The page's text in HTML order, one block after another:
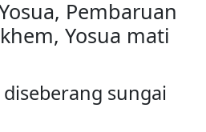
Pembaruan
Yosua mati
sungai